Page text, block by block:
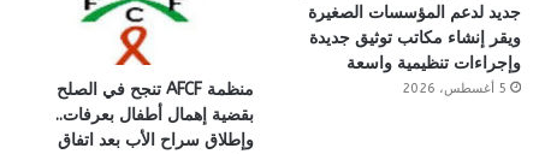
جديد لدعم المؤسسات الصغيرة
ويقر إنشاء مكاتب توثيق جديدة
وإجراءات تنظيمية واسعة
5 أغسطس، 2026
منظمة AFCF تنجح في الصلح
بقضية إهمال أطفال بعرفات..
وإطلاق سراح الأب بعد اتفاق